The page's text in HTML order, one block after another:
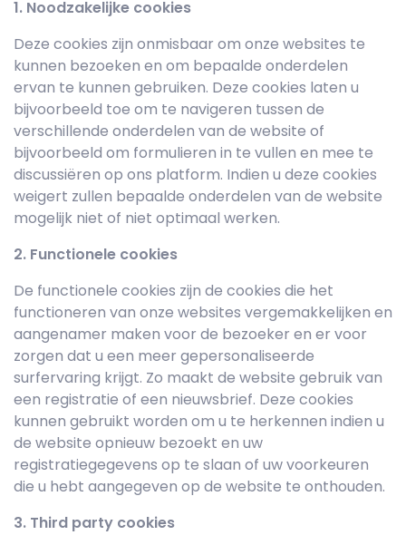
1. Noodzakelijke cookies
Deze cookies zijn onmisbaar om onze websites te
kunnen bezoeken en om bepaalde onderdelen
ervan te kunnen gebruiken. Deze cookies laten u
bijvoorbeeld toe om te navigeren tussen de
verschillende onderdelen van de website of
bijvoorbeeld om formulieren in te vullen en mee te
discussiëren op ons platform. Indien u deze cookies
weigert zullen bepaalde onderdelen van de website
mogelijk niet of niet optimaal werken.
2. Functionele cookies
De functionele cookies zijn de cookies die het
functioneren van onze websites vergemakkelijken en
aangenamer maken voor de bezoeker en er voor
zorgen dat u een meer gepersonaliseerde
surfervaring krijgt. Zo maakt de website gebruik van
een registratie of een nieuwsbrief. Deze cookies
kunnen gebruikt worden om u te herkennen indien u
de website opnieuw bezoekt en uw
registratiegegevens op te slaan of uw voorkeuren
die u hebt aangegeven op de website te onthouden.
3. Third party cookies